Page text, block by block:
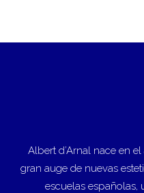
Albert d’Arnal nace en
gran auge de nuevas
escuelas españolas,